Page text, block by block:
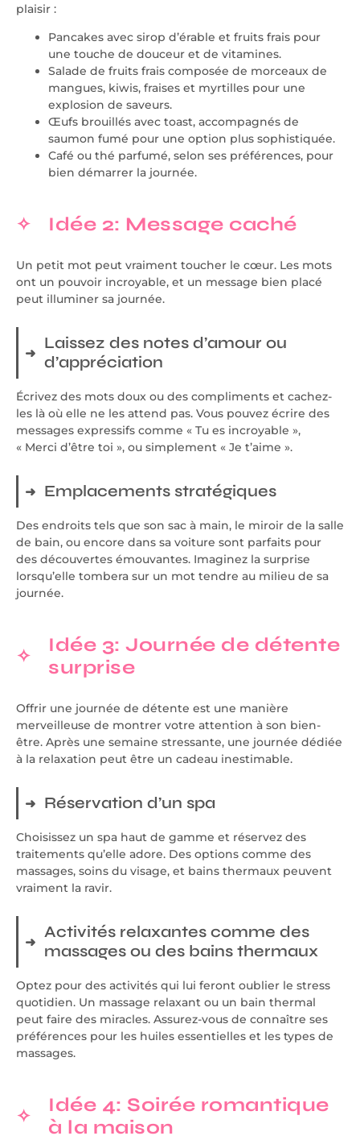
plaisir :
Pancakes avec sirop d’érable et fruits frais pour
une touche de douceur et de vitamines.
Salade de fruits frais composée de morceaux de
mangues, kiwis, fraises et myrtilles pour une
explosion de saveurs.
Œufs brouillés avec toast, accompagnés de
saumon fumé pour une option plus sophistiquée.
Café ou thé parfumé, selon ses préférences, pour
bien démarrer la journée.
Idée 2: Message caché
Un petit mot peut vraiment toucher le cœur. Les mots
ont un pouvoir incroyable, et un message bien placé
peut illuminer sa journée.
Laissez des notes d’amour ou
d’appréciation
Écrivez des mots doux ou des compliments et cachez-
les là où elle ne les attend pas. Vous pouvez écrire des
messages expressifs comme « Tu es incroyable »,
« Merci d’être toi », ou simplement « Je t’aime ».
Emplacements stratégiques
Des endroits tels que son sac à main, le miroir de la salle
de bain, ou encore dans sa voiture sont parfaits pour
des découvertes émouvantes. Imaginez la surprise
lorsqu’elle tombera sur un mot tendre au milieu de sa
journée.
Idée 3: Journée de détente
surprise
Offrir une journée de détente est une manière
merveilleuse de montrer votre attention à son bien-
être. Après une semaine stressante, une journée dédiée
à la relaxation peut être un cadeau inestimable.
Réservation d’un spa
Choisissez un spa haut de gamme et réservez des
traitements qu’elle adore. Des options comme des
massages, soins du visage, et bains thermaux peuvent
vraiment la ravir.
Activités relaxantes comme des
massages ou des bains thermaux
Optez pour des activités qui lui feront oublier le stress
quotidien. Un massage relaxant ou un bain thermal
peut faire des miracles. Assurez-vous de connaître ses
préférences pour les huiles essentielles et les types de
massages.
Idée 4: Soirée romantique
à la maison